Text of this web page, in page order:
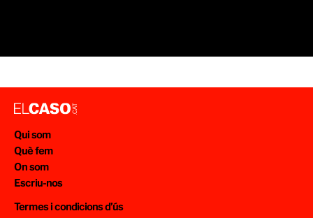
Qui som
Què fem
On som
Escriu-nos
Termes i condicions d’ús